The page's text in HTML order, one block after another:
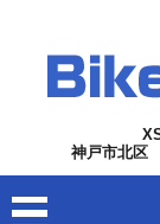
神戸市北区